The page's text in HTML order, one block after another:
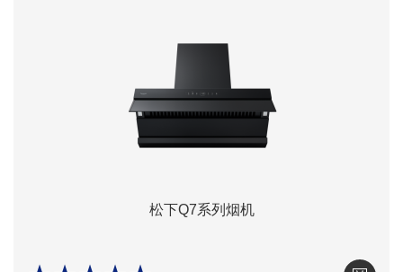
松下Q7系列烟机